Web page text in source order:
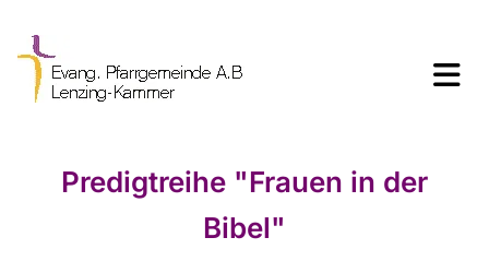
Predigtreihe "Frauen in der
Bibel"